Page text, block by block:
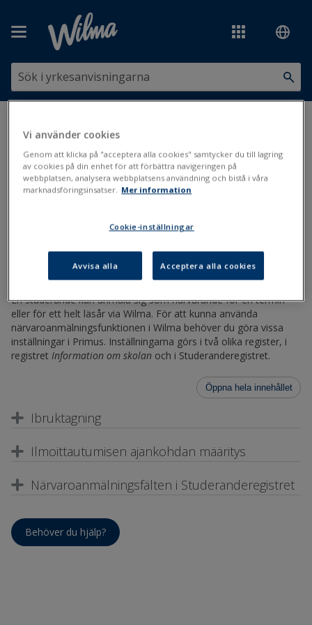
Närvaroanmälningens inställningar
Närvaroanmälningens
inställningar
Uppdaterad: 11.1.2021
En studerande kan anmäla sig som närvarande för en termin
eller för ett helt läsår via Wilma. För att kunna använda
närvaroanmälningsfunktionen i Wilma behöver du göra vissa
inställningar i Primus. Inställningarna görs i två olika register, i
registret Information om skolan och i Studeranderegistret.
Öppna hela innehållet
Ibruktagning
Ilmoittautumisen ajankohdan määritys
Närvaroanmälningsfälten i Studeranderegistret
Behöver du hjälp?
Vi använder cookies
Genom att klicka på "acceptera alla cookies" samtycker du till lagring
av cookies på din enhet för att förbättra navigeringen på
webbplatsen, analysera webbplatsens användning och bistå i våra
marknadsföringsinsatser. Mer information
Cookie-inställningar
Avvisa alla Acceptera alla cookies